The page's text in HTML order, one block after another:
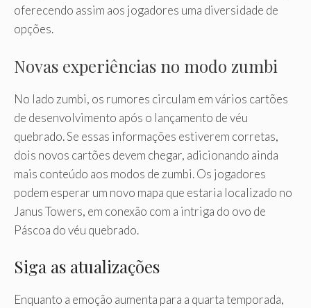
oferecendo assim aos jogadores uma diversidade de
opções.
Novas experiências no modo zumbi
No lado zumbi, os rumores circulam em vários cartões
de desenvolvimento após o lançamento de véu
quebrado. Se essas informações estiverem corretas,
dois novos cartões devem chegar, adicionando ainda
mais conteúdo aos modos de zumbi. Os jogadores
podem esperar um novo mapa que estaria localizado no
Janus Towers, em conexão com a intriga do ovo de
Páscoa do véu quebrado.
Siga as atualizações
Enquanto a emoção aumenta para a quarta temporada,